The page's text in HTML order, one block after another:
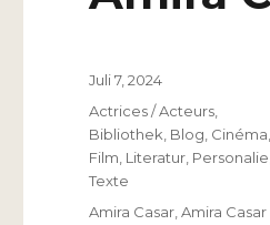
Veröffentlicht
Juli 7, 2024
Kategorien
Actrices / Acteurs
Bibliothek Blog Cinéma
Film Literatur Personalie
Texte
Schlagwörter
Amira Casar ,Amira Casar